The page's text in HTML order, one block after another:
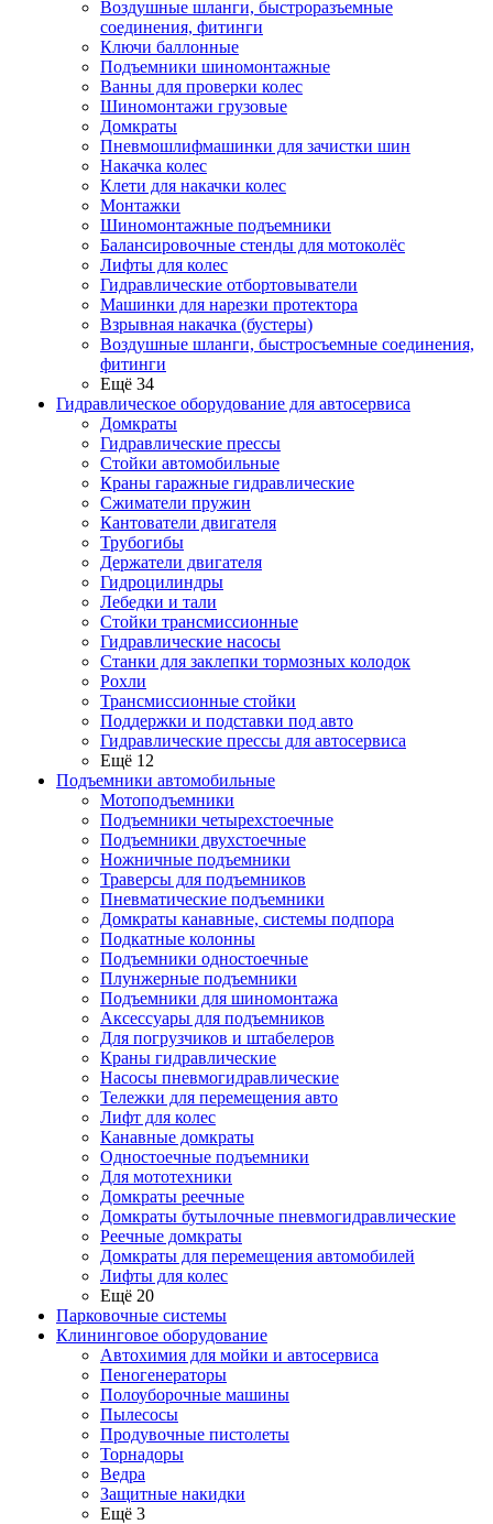
Воздушные шланги, быстроразъемные
соединения, фитинги
Ключи баллонные
Подъемники шиномонтажные
Ванны для проверки колес
Шиномонтажи грузовые
Домкраты
Пневмошлифмашинки для зачистки шин
Накачка колес
Клети для накачки колес
Монтажки
Шиномонтажные подъемники
Балансировочные стенды для мотоколёс
Лифты для колес
Гидравлические отбортовыватели
Машинки для нарезки протектора
Взрывная накачка (бустеры)
Воздушные шланги, быстросъемные соединения,
фитинги
Ещё 34
Гидравлическое оборудование для автосервиса
Домкраты
Гидравлические прессы
Стойки автомобильные
Краны гаражные гидравлические
Сжиматели пружин
Кантователи двигателя
Трубогибы
Держатели двигателя
Гидроцилиндры
Лебедки и тали
Стойки трансмиссионные
Гидравлические насосы
Cтанки для заклепки тормозных колодок
Рохли
Трансмиссионные стойки
Поддержки и подставки под авто
Гидравлические прессы для автосервиса
Ещё 12
Подъемники автомобильные
Мотоподъемники
Подъемники четырехстоечные
Подъемники двухстоечные
Ножничные подъемники
Траверсы для подъемников
Пневматические подъемники
Домкраты канавные, системы подпора
Подкатные колонны
Подъемники одностоечные
Плунжерные подъемники
Подъемники для шиномонтажа
Аксессуары для подъемников
Для погрузчиков и штабелеров
Краны гидравлические
Насосы пневмогидравлические
Тележки для перемещения авто
Лифт для колес
Канавные домкраты
Одностоечные подъемники
Для мототехники
Домкраты реечные
Домкраты бутылочные пневмогидравлические
Реечные домкраты
Домкраты для перемещения автомобилей
Лифты для колес
Ещё 20
Парковочные системы
Клининговое оборудование
Автохимия для мойки и автосервиса
Пеногенераторы
Полоуборочные машины
Пылесосы
Продувочные пистолеты
Торнадоры
Ведра
Защитные накидки
Ещё 3